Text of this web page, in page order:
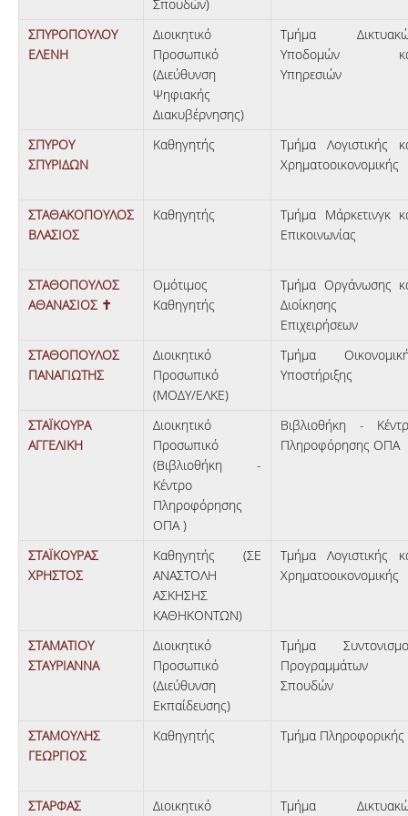
Σπουδών)
ΣΠΥΡΟΠΟΥΛΟΥ
ΕΛΕΝΗ
Διοικητικό
Προσωπικό
(Διεύθυνση
Ψηφιακής
Διακυβέρνησης)
Τμήμα
Υποδομών
Υπηρεσιών
ΣΠΥΡΟΥ
ΣΠΥΡΙΔΩΝ
Καθηγητής
Τμήμα Λογιστικής
Χρηματοοικονομικής
ΣΤΑΘΑΚΟΠΟΥΛΟΣ
ΒΛΑΣΙΟΣ
Καθηγητής
Τμήμα Μάρκετινγκ
Επικοινωνίας
ΣΤΑΘΟΠΟΥΛΟΣ
ΑΘΑΝΑΣΙΟΣ ✝
Ομότιμος
Καθηγητής
Τμήμα Οργάνωσης
Διοίκησης
Επιχειρήσεων
ΣΤΑΘΟΠΟΥΛΟΣ
ΠΑΝΑΓΙΩΤΗΣ
Διοικητικό
Προσωπικό
(ΜΟΔΥ/ΕΛΚΕ)
Τμήμα
Υποστήριξης
ΣΤΑΪΚΟΥΡΑ
ΑΓΓΕΛΙΚΗ
Διοικητικό
Προσωπικό
(Βιβλιοθήκη -
Κέντρο
Πληροφόρησης
ΟΠΑ )
Βιβλιοθήκη -
Πληροφόρησης ΟΠΑ
ΣΤΑΪΚΟΥΡΑΣ
ΧΡΗΣΤΟΣ
Καθηγητής (ΣΕ
ΑΝΑΣΤΟΛΗ
ΑΣΚΗΣΗΣ
ΚΑΘΗΚΟΝΤΩΝ)
Τμήμα Λογιστικής
Χρηματοοικονομικής
ΣΤΑΜΑΤΙΟΥ
ΣΤΑΥΡΙΑΝΝΑ
Διοικητικό
Προσωπικό
(Διεύθυνση
Εκπαίδευσης)
Τμήμα
Προγραμμάτων
Σπουδών
ΣΤΑΜΟΥΛΗΣ
ΓΕΩΡΓΙΟΣ
Καθηγητής Τμήμα Πληροφορικής
ΣΤΑΡΦΑΣ
Διοικητικό
Τμήμα